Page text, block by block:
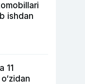
ishdan
11